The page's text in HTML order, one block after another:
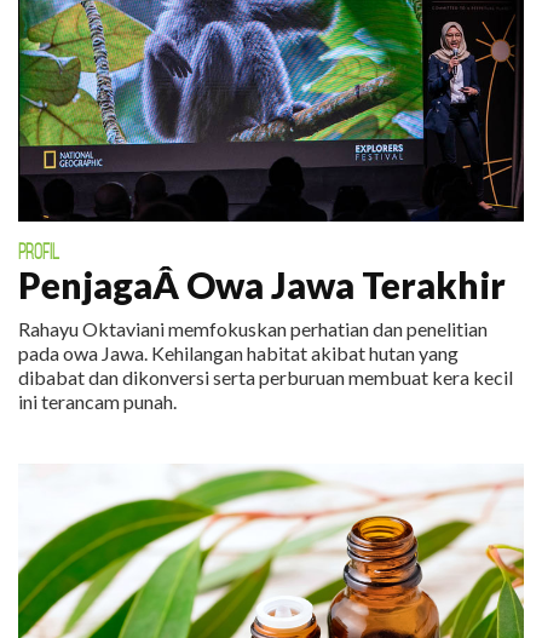
PROFIL
PenjagaÂ Owa Jawa Terakhir
Rahayu Oktaviani memfokuskan perhatian dan penelitian
pada owa Jawa. Kehilangan habitat akibat hutan yang
dibabat dan dikonversi serta perburuan membuat kera kecil
ini terancam punah.